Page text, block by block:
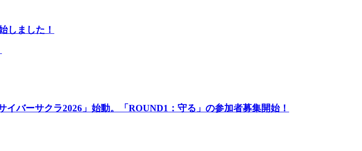
しました！
バーサクラ2026」始動。「ROUND1：守る」の参加者募集開始！